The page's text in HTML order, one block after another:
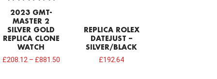
2023 GMT-
MASTER 2
SILVER GOLD
REPLICA CLONE
WATCH
£208.12– £881.50
REPLICA ROLEX
DATEJUST –
SILVER/BLACK
£192.64